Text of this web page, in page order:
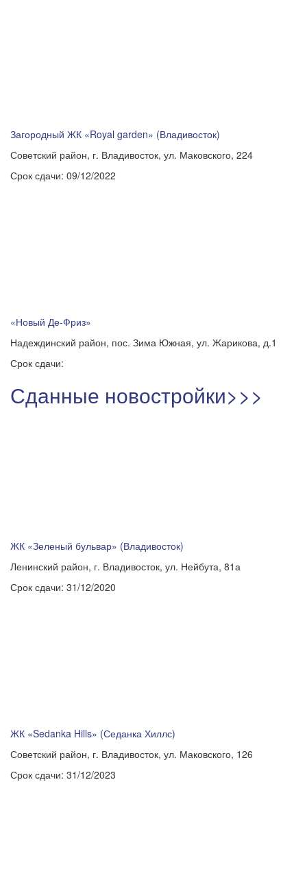
Загородный ЖК «Royal garden» (Владивосток)
Советский район, г. Владивосток, ул. Маковского, 224
Срок сдачи: 09/12/2022
«Новый Де-Фриз»
Надеждинский район, пос. Зима Южная, ул. Жарикова, д.1
Срок сдачи:
Сданные новостройки>>>
ЖК «Зеленый бульвар» (Владивосток)
Ленинский район, г. Владивосток, ул. Нейбута, 81а
Срок сдачи: 31/12/2020
ЖК «Sedanka Hills» (Седанка Хиллс)
Советский район, г. Владивосток, ул. Маковского, 126
Срок сдачи: 31/12/2023